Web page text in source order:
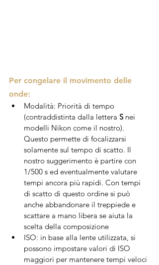
Per congelare il movimento delle
onde:
Modalità: Priorità di tempo
(contraddistinta dalla lettera S nei
modelli Nikon come il nostro).
Questo permette di focalizzarsi
solamente sul tempo di scatto. Il
nostro suggerimento è partire con
1/500 s ed eventualmente valutare
tempi ancora più rapidi. Con tempi
di scatto di questo ordine si può
anche abbandonare il treppiede e
scattare a mano libera se aiuta la
scelta della composizione
ISO: in base alla lente utilizzata, si
possono impostare valori di ISO
maggiori per mantenere tempi veloci